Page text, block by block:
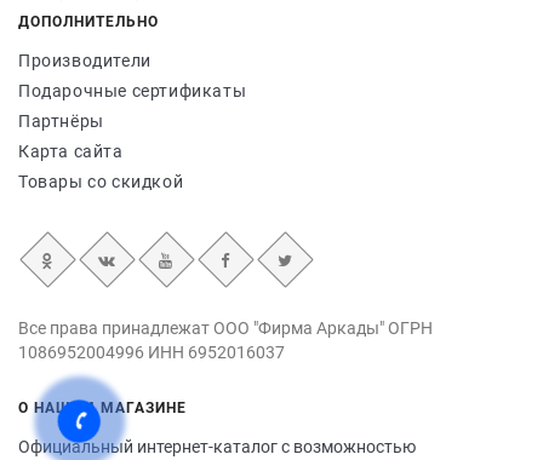
ДОПОЛНИТЕЛЬНО
Производители
Подарочные сертификаты
Партнёры
Карта сайта
Товары со скидкой
Все права принадлежат ООО "Фирма Аркады" ОГРН
1086952004996 ИНН 6952016037
О НАШЕМ МАГАЗИНЕ
Официальный интернет-каталог с возможностью